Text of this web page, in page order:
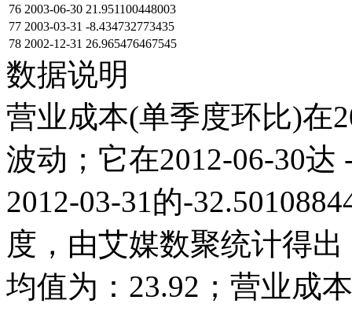
76 2003-06-30 21.951100448003
77 2003-03-31 -8.434732773435
78 2002-12-31 26.965476467545
数据说明
营业成本(单季度环比)在
波动；它在2012-06-30达
2012-03-31的-
度，由艾媒数聚统计得
均值为：23.92；营业成